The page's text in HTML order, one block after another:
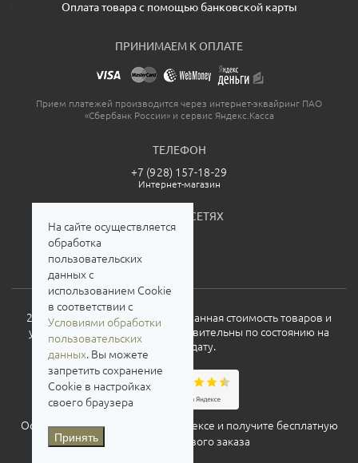
Оплата товара с помощью банковской карты
ПРИНИМАЕМ К ОПЛАТЕ
Прием платежей производится через интернет-эквайринг ПАО
«Сбербанк России» и сервис Яндекс.Касса
ТЕЛЕФОН
+7 (928) 157-18-29
Интернет-магазин
МЫ В СОЦСЕТЯХ
2026. Все права защищены. Указанная стоимость товаров и
условия их приобретения действительны по состоянию на
текущую дату.
Оставьте свой отзыв о нас на Яндексе и получите бесплатную
доставку для нового заказа
На сайте осуществляется
обработка
пользовательских
данных с
использованием Cookie
в соответствии с
Условиями обработки
пользовательских
данных. Вы можете
запретить сохранение
Cookie в настройках
своего браузера
Принять